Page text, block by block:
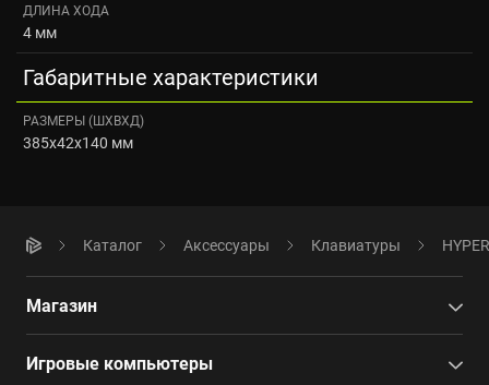
ДЛИНА ХОДА
4 мм
Габаритные характеристики
РАЗМЕРЫ (ШXВXД)
385x42x140 мм
Каталог Аксессуары Клавиатуры
Магазин
Игровые компьютеры